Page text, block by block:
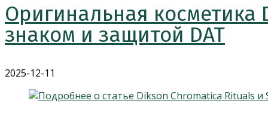
Оригинальная косметика
знаком и защитой DAT
2025-12-11